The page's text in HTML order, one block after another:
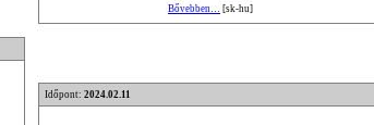
Bővebben… [sk-hu]
Időpont: 2024.02.11